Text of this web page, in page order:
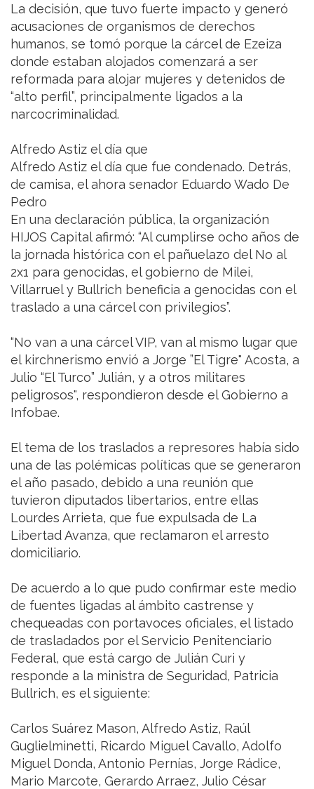
La decisión, que tuvo fuerte impacto y generó
acusaciones de organismos de derechos
humanos, se tomó porque la cárcel de Ezeiza
donde estaban alojados comenzará a ser
reformada para alojar mujeres y detenidos de
“alto perfil”, principalmente ligados a la
narcocriminalidad.
Alfredo Astiz el día que
Alfredo Astiz el día que fue condenado. Detrás,
de camisa, el ahora senador Eduardo Wado De
Pedro
En una declaración pública, la organización
HIJOS Capital afirmó: “Al cumplirse ocho años de
la jornada histórica con el pañuelazo del No al
2x1 para genocidas, el gobierno de Milei,
Villarruel y Bullrich beneficia a genocidas con el
traslado a una cárcel con privilegios”.
“No van a una cárcel VIP, van al mismo lugar que
el kirchnerismo envió a Jorge ”El Tigre" Acosta, a
Julio “El Turco” Julián, y a otros militares
peligrosos", respondieron desde el Gobierno a
Infobae.
El tema de los traslados a represores había sido
una de las polémicas políticas que se generaron
el año pasado, debido a una reunión que
tuvieron diputados libertarios, entre ellas
Lourdes Arrieta, que fue expulsada de La
Libertad Avanza, que reclamaron el arresto
domiciliario.
De acuerdo a lo que pudo confirmar este medio
de fuentes ligadas al ámbito castrense y
chequeadas con portavoces oficiales, el listado
de trasladados por el Servicio Penitenciario
Federal, que está cargo de Julián Curi y
responde a la ministra de Seguridad, Patricia
Bullrich, es el siguiente:
Carlos Suárez Mason, Alfredo Astiz, Raúl
Guglielminetti, Ricardo Miguel Cavallo, Adolfo
Miguel Donda, Antonio Pernías, Jorge Rádice,
Mario Marcote, Gerardo Arraez, Julio César